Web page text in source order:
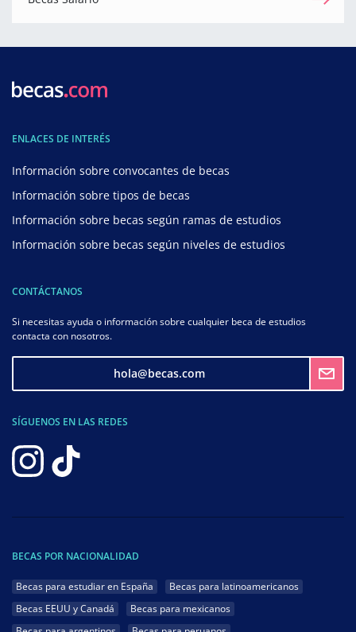
ENLACES DE INTERÉS
Información sobre convocantes de becas
Información sobre tipos de becas
Información sobre becas según ramas de estudios
Información sobre becas según niveles de estudios
CONTÁCTANOS
Si necesitas ayuda o información sobre cualquier beca de estudios
contacta con nosotros.
hola@becas.com
SÍGUENOS EN LAS REDES
BECAS POR NACIONALIDAD
Becas para estudiar en España
Becas para latinoamericanos
Becas EEUU y Canadá
Becas para mexicanos